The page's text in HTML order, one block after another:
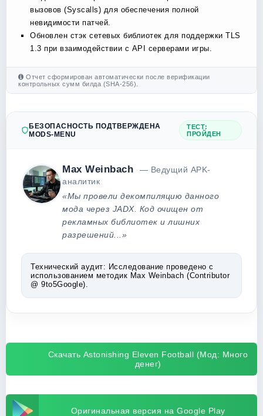
вызовов (Syscalls) для обеспечения полной
невидимости патчей.
Обновлен стэк сетевых библиотек для поддержки TLS
1.3 при взаимодействии с API серверами игры.
Отчет сформирован автоматически после верификации
контрольных сумм билда (SHA-256).
БЕЗОПАСНОСТЬ ПОДТВЕРЖДЕНА
MODS-MENU
ТЕСТ:
ПРОЙДЕН
Max Weinbach
— Ведущий APK-
аналитик
«Мы провели декомпиляцию данного
мода через JADX. Код очищен от
рекламных библиотек и лишних
разрешений...»
Технический аудит: Исследование проведено с
использованием методик Max Weinbach (Contributor
@ 9to5Google).
Скачать Astonishing Eleven Football (Мод: Много
денег)
Оригинальная версия на Google Play